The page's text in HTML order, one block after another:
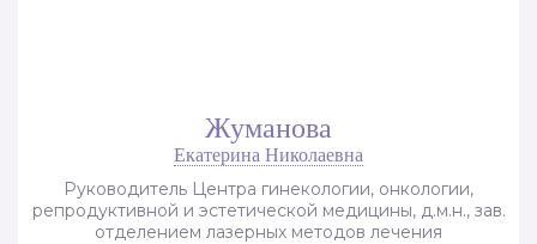
Жуманова
Екатерина Николаевна
Руководитель Центра гинекологии, онкологии,
репродуктивной и эстетической медицины, д.м.н., зав.
отделением лазерных методов лечения